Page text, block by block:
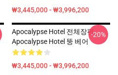
₩3,445,000 - ₩3,996,200
Apocalypse Hotel 전체장편
Apocalypse Hotel 뚱 베어
₩3,445,000 - ₩3,996,200
-20%